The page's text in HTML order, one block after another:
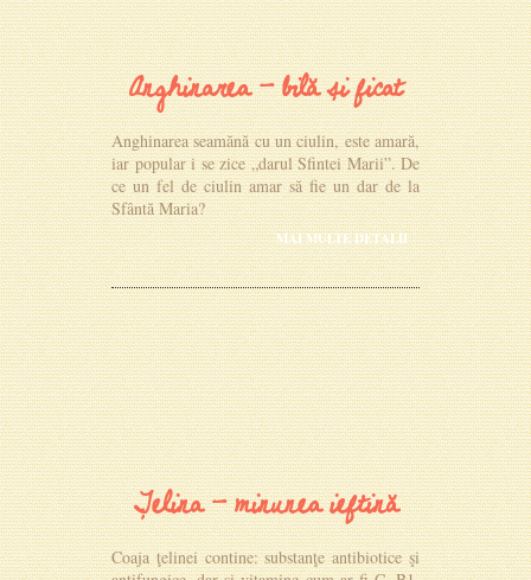
Anghinarea - bilă și ficat
Anghinarea seamănă cu un ciulin, este amară,
iar popular i se zice „darul Sfintei Marii”. De
ce un fel de ciulin amar să fie un dar de la
Sfântă Maria?
MAI MULTE DETALII
Țelina - minunea ieftină
Coaja ţelinei contine: substanţe antibiotice şi